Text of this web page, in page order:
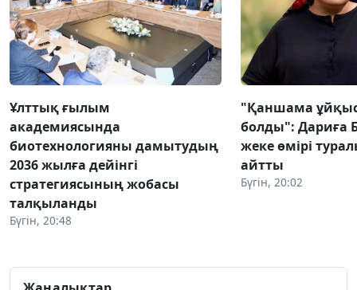
Ұлттық ғылым
академиясында
биотехнологияны дамытудың
2036 жылға дейінгі
стратегиясының жобасы
талқыланды
Бүгін, 20:48
"Қаншама
болды": Дариға
жеке өмірі
айтты
Бүгін, 20:02